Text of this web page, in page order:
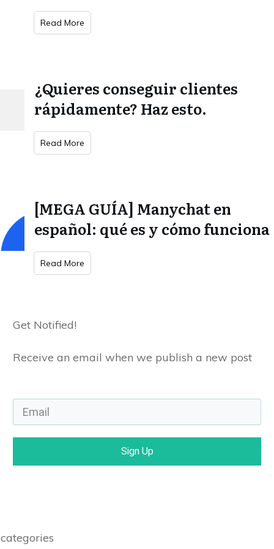
Read More
¿Quieres conseguir clientes
rápidamente? Haz esto.
Read More
[MEGA GUÍA] Manychat en
español: qué es y cómo funciona
Read More
Get Notified!
Receive an email when we publish a new post
Sign Up
categories